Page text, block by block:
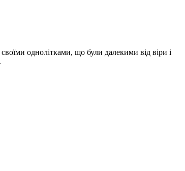
однолітками, що були далекими від віри і